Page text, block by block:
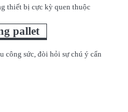
thiết bị cực kỳ quen thuộc
pallet
sức, đòi hỏi sự chú ý cẩn